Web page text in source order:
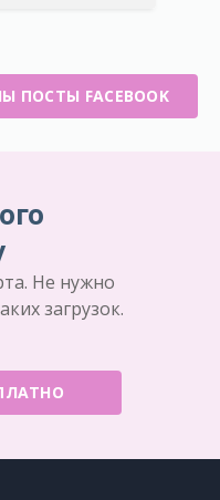
FACEBOOK
Не нужно
загрузок.